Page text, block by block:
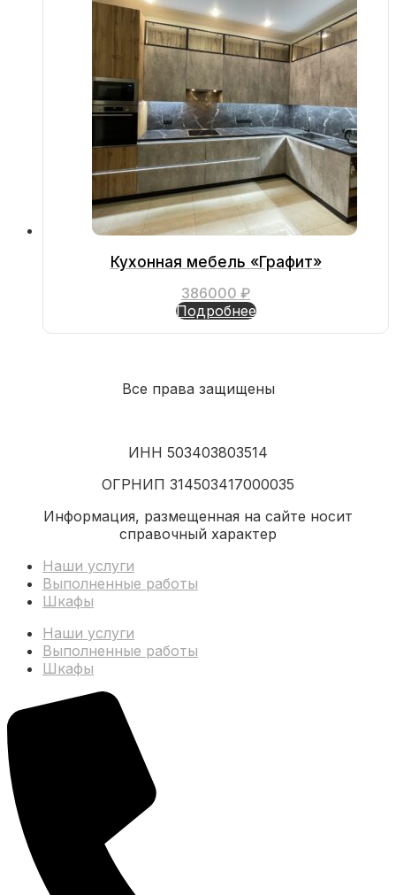
Кухонная мебель «Графит»
386000 ₽
Подробнее
Все права защищены
ИНН 503403803514
ОГРНИП 314503417000035
Информация, размещенная на сайте носит
справочный характер
Наши услуги
Выполненные работы
Шкафы
Наши услуги
Выполненные работы
Шкафы